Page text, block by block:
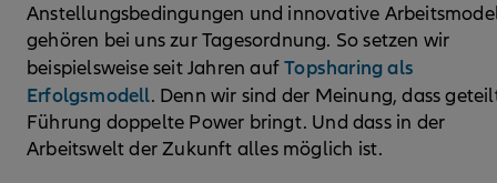
Anstellungsbedingungen und innovative
gehören bei uns zur Tagesordnung. So setzen wir
beispielsweise seit Jahren aufTopsharing als
Erfolgsmodell. Denn wir sind der Meinung, dass
Führung doppelte Power bringt. Und dass in der
Arbeitswelt der Zukunft alles möglich ist.